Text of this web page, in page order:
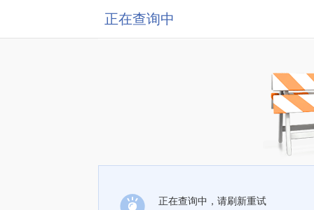
正在查询中
正在查询中，请刷新重试